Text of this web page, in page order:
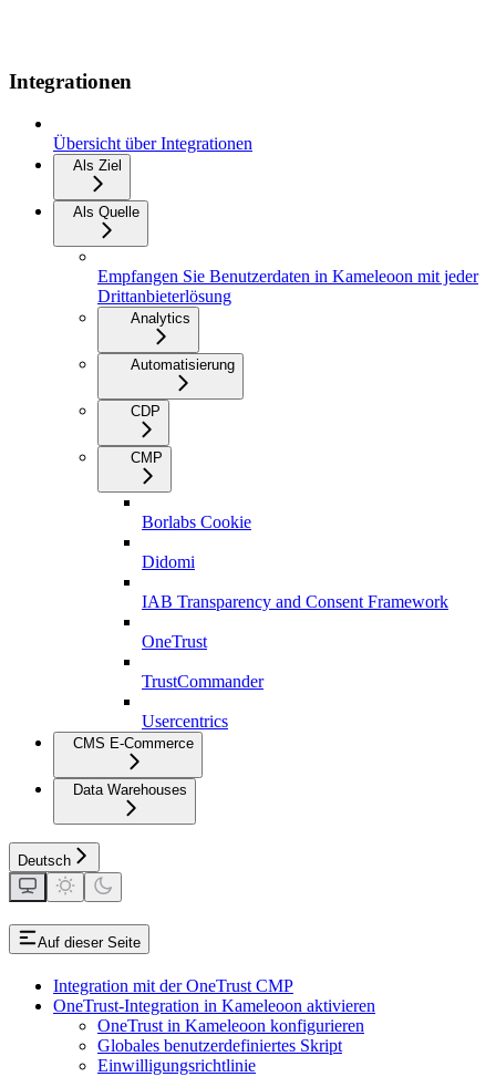
Integrationen
Übersicht über Integrationen
Als Ziel
Als Quelle
Empfangen Sie Benutzerdaten in Kameleoon mit jeder
Drittanbieterlösung
Analytics
Automatisierung
CDP
CMP
Borlabs Cookie
Didomi
IAB Transparency and Consent Framework
OneTrust
TrustCommander
Usercentrics
CMS E-Commerce
Data Warehouses
Deutsch
Auf dieser Seite
Integration mit der OneTrust CMP
OneTrust-Integration in Kameleoon aktivieren
OneTrust in Kameleoon konfigurieren
Globales benutzerdefiniertes Skript
Einwilligungsrichtlinie